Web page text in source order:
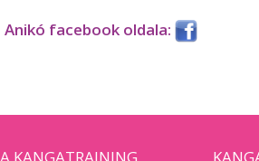
Anikó facebook oldala: